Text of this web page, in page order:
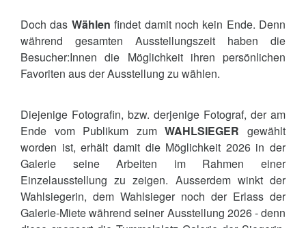
Doch das Wählen findet damit noch kein Ende. Denn
während gesamten Ausstellungszeit haben die
Besucher:Innen die Möglichkeit ihren persönlichen
Favoriten aus der Ausstellung zu wählen.
Diejenige Fotografin, bzw. derjenige Fotograf, der am
Ende vom Publikum zumWAHLSIEGER gewählt
worden ist, erhält damit die Möglichkeit 2026 in der
Galerie seine Arbeiten im Rahmen einer
Einzelausstellung zu zeigen. Ausserdem winkt der
Wahlsiegerin, dem Wahlsieger noch der Erlass der
Galerie-Miete während seiner Ausstellung 2026 - denn